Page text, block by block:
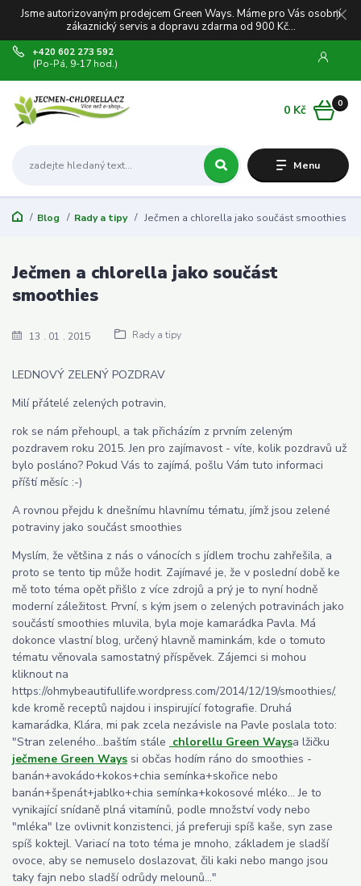
Jsme autorizovaným prodejcem Green Ways. Máme pro Vás osobní
zákaznický servis a dopravu zdarma od 900 Kč...
Menu
+420 602 273 592
(Po-Pá, 9-17 hod.)
0
0 Kč
Blog Rady a tipy Ječmen a chlorella jako součást smoothies
13 01 2015 Rady a tipy
Ječmen a chlorella jako součást
smoothies
LEDNOVÝ ZELENÝ POZDRAV
Milí přátelé zelených potravin,
rok se nám přehoupl, a tak přicházím z prvním zeleným
pozdravem roku 2015. Jen pro zajímavost - víte, kolik pozdravů už
bylo posláno? Pokud Vás to zajímá, pošlu Vám tuto informaci
příští měsíc :-)
A rovnou přejdu k dnešnímu hlavnímu tématu, jímž jsou zelené
potraviny jako součást smoothies
Myslím, že většina z nás o vánocích s jídlem trochu zahřešila, a
proto se tento tip může hodit. Zajímavé je, že v poslední době ke
mě toto téma opět přišlo z více zdrojů a prý je to nyní hodně
moderní záležitost. První, s kým jsem o zelených potravinách jako
součástí smoothies mluvila, byla moje kamarádka Pavla. Má
dokonce vlastní blog, určený hlavně maminkám, kde o tomuto
tématu věnovala samostatný příspěvek. Zájemci si mohou
kliknout na
https://ohmybeautifullife.wordpress.com/2014/12/19/smoothies/,
kde kromě receptů najdou i inspirující fotografie. Druhá
kamarádka, Klára, mi pak zcela nezávisle na Pavle poslala toto:
"Stran zeleného...baštím stále chlorellu Green Waysa lžičku
ječmene Green Ways si občas hodím ráno do smoothies -
banán+avokádo+kokos+chia semínka+skořice nebo
banán+špenát+jablko+chia semínka+kokosové mléko... Je to
vynikající snídaně plná vitamínů, podle množství vody nebo
"mléka" lze ovlivnit konzistenci, já preferuji spíš kaše, syn zase
spíš koktejl. Variací na toto téma je mnoho, základem je sladší
ovoce, aby se nemuselo doslazovat, čili kaki nebo mango jsou
taky fajn nebo sladší odrůdy melounů..."